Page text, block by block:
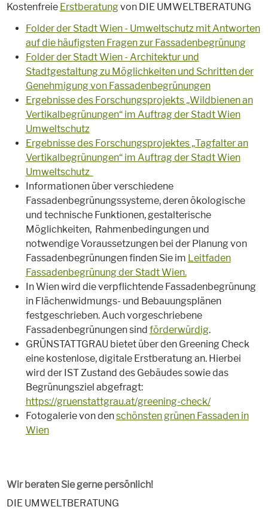
Kostenfreie Erstberatungvon DIE UMWELTBERATUNG
Folder der Stadt Wien - Umweltschutz mit Antworten
auf die häufigsten Fragen zur Fassadenbegrünung
Folder der Stadt Wien - Architektur und
Stadtgestaltung zu Möglichkeiten und Schritten der
Genehmigung von Fassadenbegrünungen
Ergebnisse des Forschungsprojekts „Wildbienen an
Vertikalbegrünungen“ im Auftrag der Stadt Wien
Umweltschutz
Ergebnisse des Forschungsprojektes „Tagfalter an
Vertikalbegrünungen“ im Auftrag der Stadt Wien
Umweltschutz
Informationen über verschiedene
Fassadenbegrünungssysteme, deren ökologische
und technische Funktionen, gestalterische
Möglichkeiten, Rahmenbedingungen und
notwendige Voraussetzungen bei der Planung von
Fassadenbegrünungen finden Sie im Leitfaden
Fassadenbegrünung der Stadt Wien.
In Wien wird die verpflichtende Fassadenbegrünung
in Flächenwidmungs- und Bebauungsplänen
festgeschrieben. Auch vorgeschriebene
Fassadenbegrünungen sind förderwürdig.
GRÜNSTATTGRAU bietet über den Greening Check
eine kostenlose, digitale Erstberatung an. Hierbei
wird der IST Zustand des Gebäudes sowie das
Begrünungsziel abgefragt:
https://gruenstattgrau.at/greening-check/
Fotogalerie von denschönsten grünen Fassaden in
Wien
Wir beraten Sie gerne persönlich!
DIE UMWELTBERATUNG